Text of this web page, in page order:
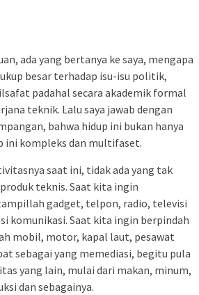
ada yang bertanya ke saya, mengapa
besar terhadap isu-isu politik,
padahal secara akademik formal
teknik. Lalu saya jawab dengan
bahwa hidup ini bukan hanya
ini kompleks dan multifaset.
saat ini, tidak ada yang tak
teknis. Saat kita ingin
gadget, telpon, radio, televisi
komunikasi. Saat kita ingin berpindah
mobil, motor, kapal laut, pesawat
sebagai yang memediasi, begitu pula
yang lain, mulai dari makan, minum,
dan sebagainya.